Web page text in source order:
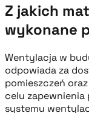
Z jakich
wykonane
Wentylacja w
odpowiada za
pomieszczeń
celu
systemu